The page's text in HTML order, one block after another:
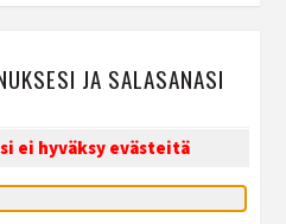
JA SALASANASI
ei hyväksy evästeitä